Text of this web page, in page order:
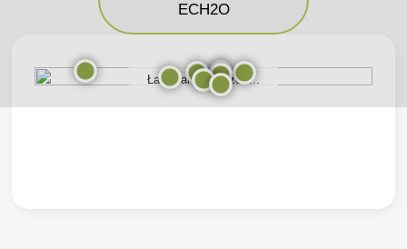
ECH2O
Ładowanie obrazów...